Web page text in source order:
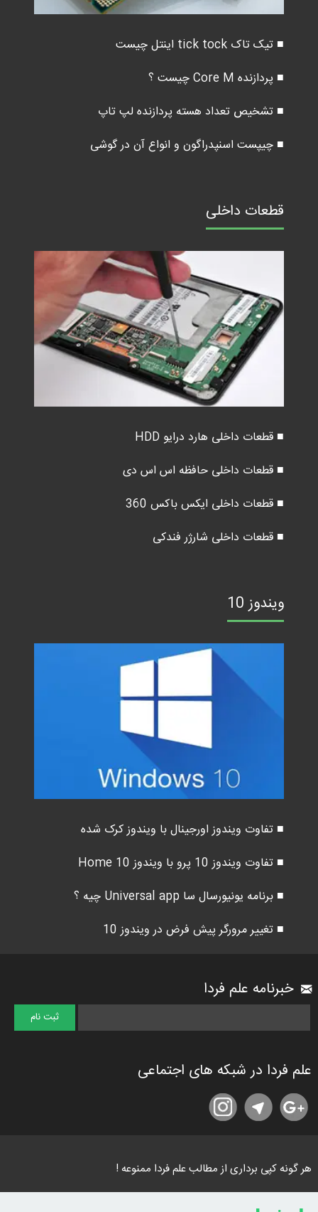
■ تیک تاک tick tock اینتل چیست
■ پردازنده Core M چیست ؟
■ تشخیص تعداد هسته پردازنده لپ تاپ
■ چیپست اسنپدراگون و انواع آن در گوشی
قطعات داخلی
■ قطعات داخلی هارد درایو HDD
■ قطعات داخلی حافظه اس اس دی
■ قطعات داخلی ایکس باکس 360
■ قطعات داخلی شارژر فندکی
ویندوز 10
■ تفاوت ویندوز اورجینال با ویندوز کرک شده
■ تفاوت ویندوز 10 پرو با ویندوز 10 Home
■ برنامه یونیورسال سا Universal app چیه ؟
■ تغییر مرورگر پیش فرض در ویندوز 10
خبرنامه علم فردا
علم فردا در شبکه های اجتماعی
هر گونه کپی برداری از مطالب علم فردا ممنوعه !